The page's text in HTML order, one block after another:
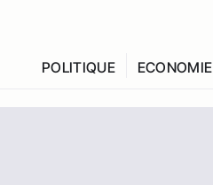
POLITIQUE ECONOMIE